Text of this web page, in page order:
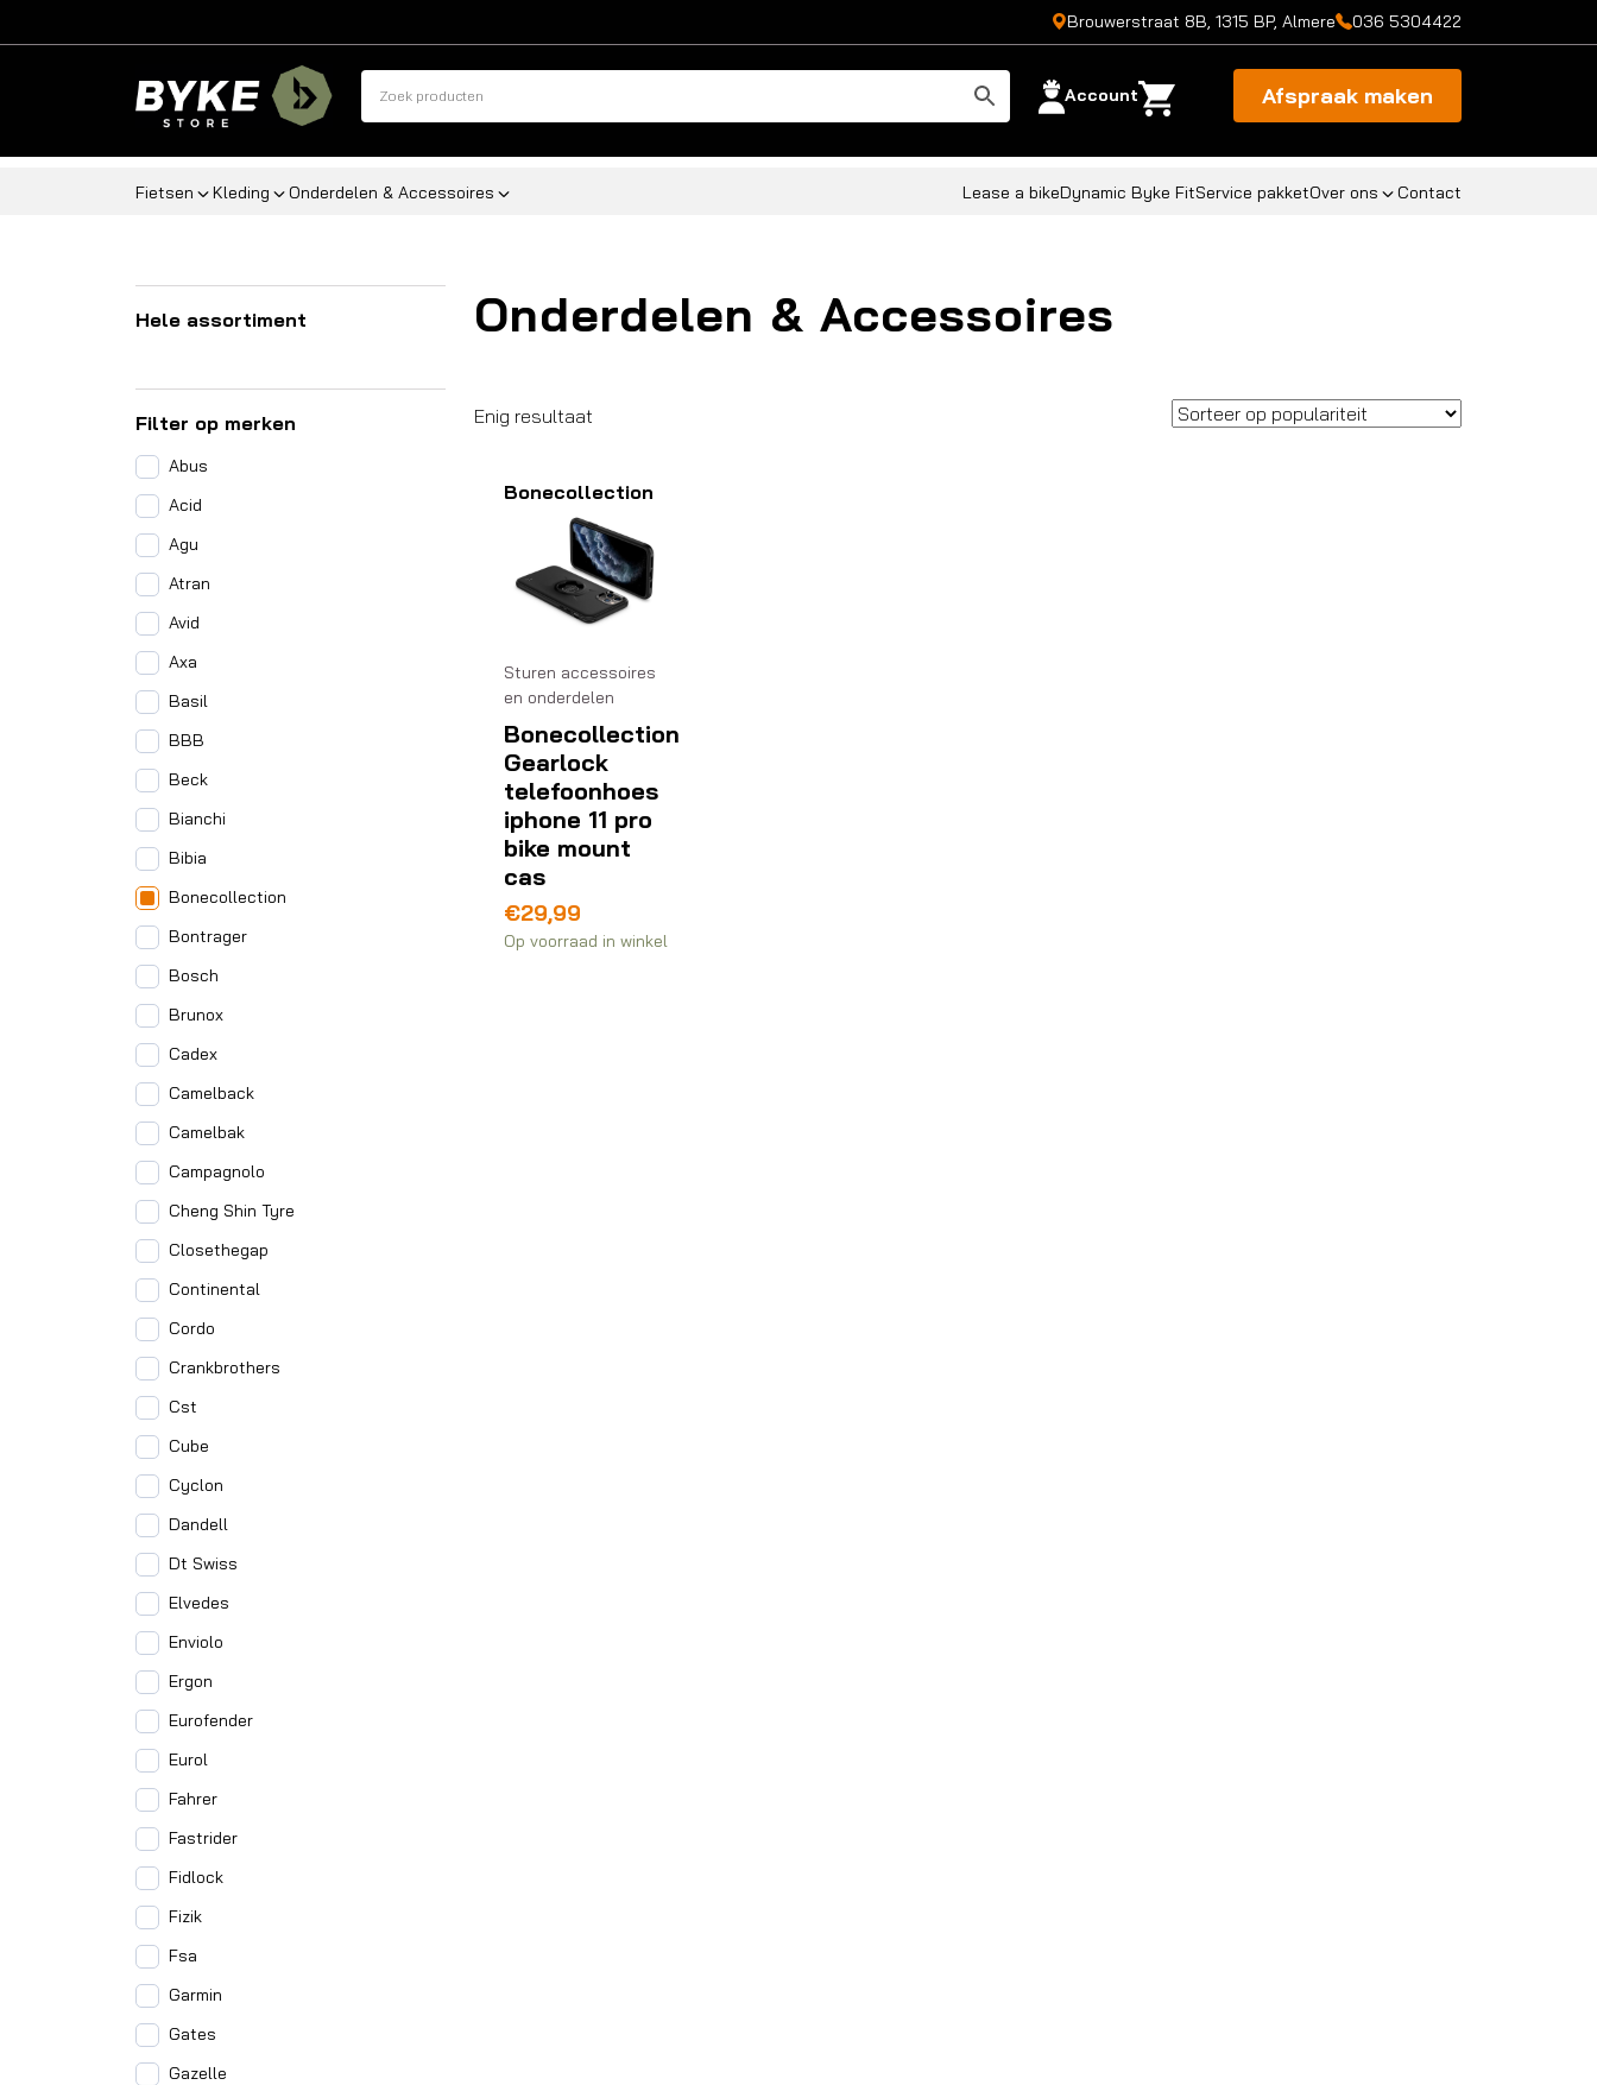
Brouwerstraat 8B, 1315 BP, Almere 036 5304422
Account Afspraak maken
Fietsen Kleding Onderdelen & Accessoires Lease a bikeDynamic Byke FitService pakketOver ons Contact
Hele assortiment
Filter op merken
Abus
Acid
Agu
Atran
Avid
Axa
Basil
BBB
Beck
Bianchi
Bibia
Bonecollection
Bontrager
Bosch
Brunox
Cadex
Camelback
Camelbak
Campagnolo
Cheng Shin Tyre
Closethegap
Continental
Cordo
Crankbrothers
Cst
Cube
Cyclon
Dandell
Dt Swiss
Elvedes
Enviolo
Ergon
Eurofender
Eurol
Fahrer
Fastrider
Fidlock
Fizik
Fsa
Garmin
Gates
Gazelle
Onderdelen & Accessoires
Enig resultaat
Bonecollection
Sturen accessoires
en onderdelen
Bonecollection
Gearlock
telefoonhoes
iphone 11 pro
bike mount
cas
€29,99
Op voorraad in winkel